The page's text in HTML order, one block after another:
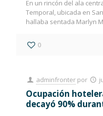
En un rincón del ala
Temporal, ubicada en
hallaba sentada Marlyn
0
adminfronter por
Ocupación
decayó 90%